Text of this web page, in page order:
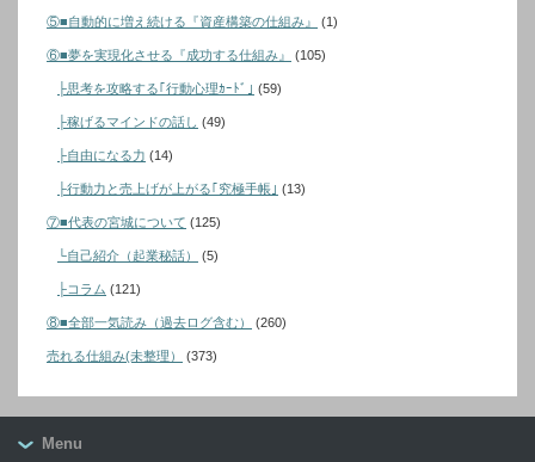
⑤■自動的に増え続ける『資産構築の仕組み』 (1)
⑥■夢を実現化させる『成功する仕組み』 (105)
├思考を攻略する｢行動心理ｶｰﾄﾞ｣ (59)
├稼げるマインドの話し (49)
├自由になる力 (14)
├行動力と売上げが上がる｢究極手帳｣ (13)
⑦■代表の宮城について (125)
└自己紹介（起業秘話） (5)
├コラム (121)
⑧■全部一気読み（過去ログ含む） (260)
売れる仕組み(未整理） (373)
Menu